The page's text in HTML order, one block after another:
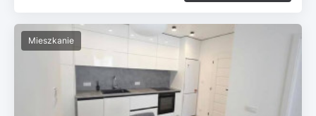
Mieszkanie